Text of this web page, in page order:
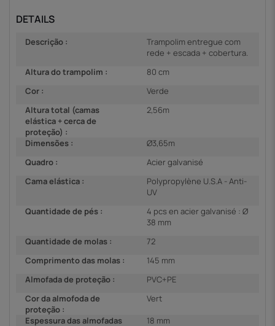
DETAILS
Descrição :
Trampolim entregue com
rede + escada + cobertura.
Altura do trampolim :
80 cm
Cor :
Verde
Altura total (camas
elástica + cerca de
proteção) :
2,56m
Dimensões :
Ø3,65m
Quadro :
Acier galvanisé
Cama elástica :
Polypropylène U.S.A - Anti-
UV
Quantidade de pés :
4 pcs en acier galvanisé : Ø
38 mm
Quantidade de molas :
72
Comprimento das molas :
145 mm
Almofada de proteção :
PVC+PE
Cor da almofoda de
proteção :
Vert
Espessura das almofadas
18 mm